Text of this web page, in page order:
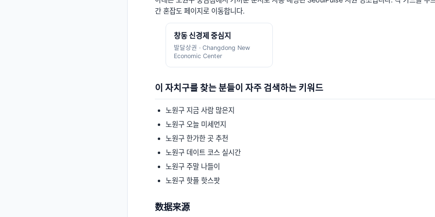
간 혼잡도 페이지로 이동합니다.
창동 신경제 중심지
발달상권 · Changdong New
Economic Center
이 자치구를 찾는 분들이 자주 검색하는 키워드
노원구 지금 사람 많은지
노원구 오늘 미세먼지
노원구 한가한 곳 추천
노원구 데이트 코스 실시간
노원구 주말 나들이
노원구 핫플 핫스팟
数据来源